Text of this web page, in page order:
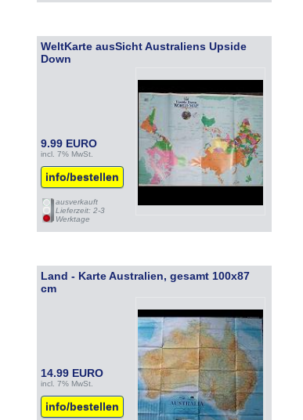
WeltKarte ausSicht Australiens Upside
Down
9.99 EURO
incl. 7% MwSt.
info/bestellen
ausverkauft
Lieferzeit: 2-3
Werktage
Land - Karte Australien, gesamt 100x87
cm
14.99 EURO
incl. 7% MwSt.
info/bestellen